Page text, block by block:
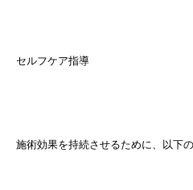
セルフケア指導
施術効果を持続させるために、以下